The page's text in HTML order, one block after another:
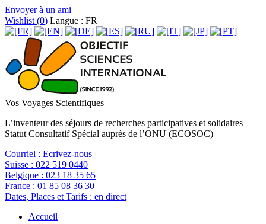
Envoyer à un ami
Wishlist (0) Langue : FR
Vos Voyages Scientifiques
L’inventeur des séjours de recherches participatives et solidaires
Statut Consultatif Spécial auprès de l’ONU (ECOSOC)
Courriel : Ecrivez-nous
Suisse : 022 519 0440
Belgique : 023 18 35 65
France : 01 85 08 36 30
Dates, Places et Tarifs : en direct
Accueil